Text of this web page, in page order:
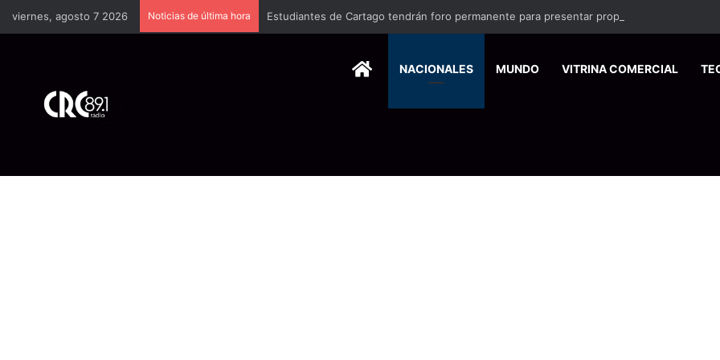
viernes, agosto 7 2026 Noticias de última hora Estudiantes de Cartago tendrán foro permanente para presentar propuestas
HOMENACIONALES MUNDO VITRINA COMERCIAL